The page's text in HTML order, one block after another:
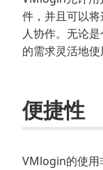
件，并且可以
人协作。无论
的需求灵活地使
便捷性
VMlogin的使用